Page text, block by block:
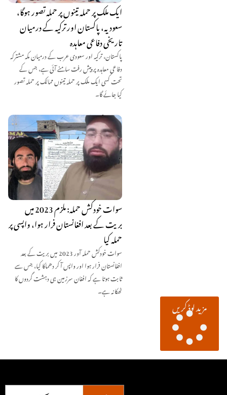
ایک ملک پر حملہ تینوں پر حملہ تصور ہوگا،
سعودیہ، پاکستان اور ترکیہ کے درمیان
تاریخی دفاعی معاہدہ
پاکستان، ترکیہ اور سعودی عرب کے درمیان مکہ مشترکہ
دفاعی معاہدہ پر پیش رفت سامنے آئی ہے، جس کے
تحت کسی ایک ملک پر حملہ تینوں ممالک پر حملہ تصور
کیا جائے گا۔
سوات خودکش حملہ: ملزم 2023 میں
بریت کے بعد افغانستان فرار ہوا، واپسی پر
حملہ کیا
سوات خودکش حملہ آور 2023 میں بریت کے بعد
افغانستان فرار ہوا اور واپس آ کر دھماکا کیا، جس سے
ثابت ہوتا ہے کہ افغان سرزمین ہی دہشت گردوں کا
ٹھکانہ ہے۔
مزید لوڈ کریں